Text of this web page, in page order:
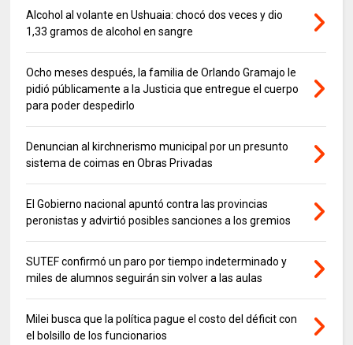
Alcohol al volante en Ushuaia: chocó dos veces y dio
1,33 gramos de alcohol en sangre
Ocho meses después, la familia de Orlando Gramajo le
pidió públicamente a la Justicia que entregue el cuerpo
para poder despedirlo
Denuncian al kirchnerismo municipal por un presunto
sistema de coimas en Obras Privadas
El Gobierno nacional apuntó contra las provincias
peronistas y advirtió posibles sanciones a los gremios
SUTEF confirmó un paro por tiempo indeterminado y
miles de alumnos seguirán sin volver a las aulas
Milei busca que la política pague el costo del déficit con
el bolsillo de los funcionarios